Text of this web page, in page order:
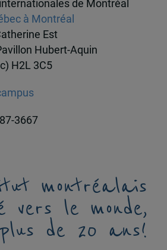
de Montréal
à Montréal
Est
Hubert-Aquin
H2L 3C5
3667
montréalais
vers le monde,
de 20 ans!